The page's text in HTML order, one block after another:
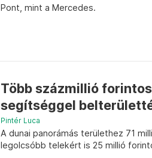
Pont, mint a Mercedes.
Több százmillió
segítséggel
Pintér Luca
A dunai panorámás területhez 71
legolcsóbb telekért is 25 millió